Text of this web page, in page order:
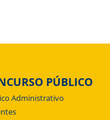
PÚBLICO
Administrativo